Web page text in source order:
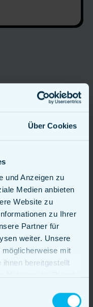
Über Cookies
und Anzeigen zu
Medien anbieten
Website zu
zu Ihrer
Partner für
weiter. Unsere
mit
bereitgestellt
auch bei
bis zu 1.500
zu 10.000
Weise bleibt
in der
Eurem
und
sogar